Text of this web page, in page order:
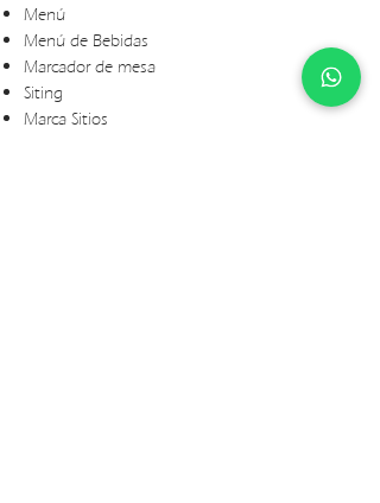
Menú
Menú de Bebidas
Marcador de mesa
Siting
Marca Sitios